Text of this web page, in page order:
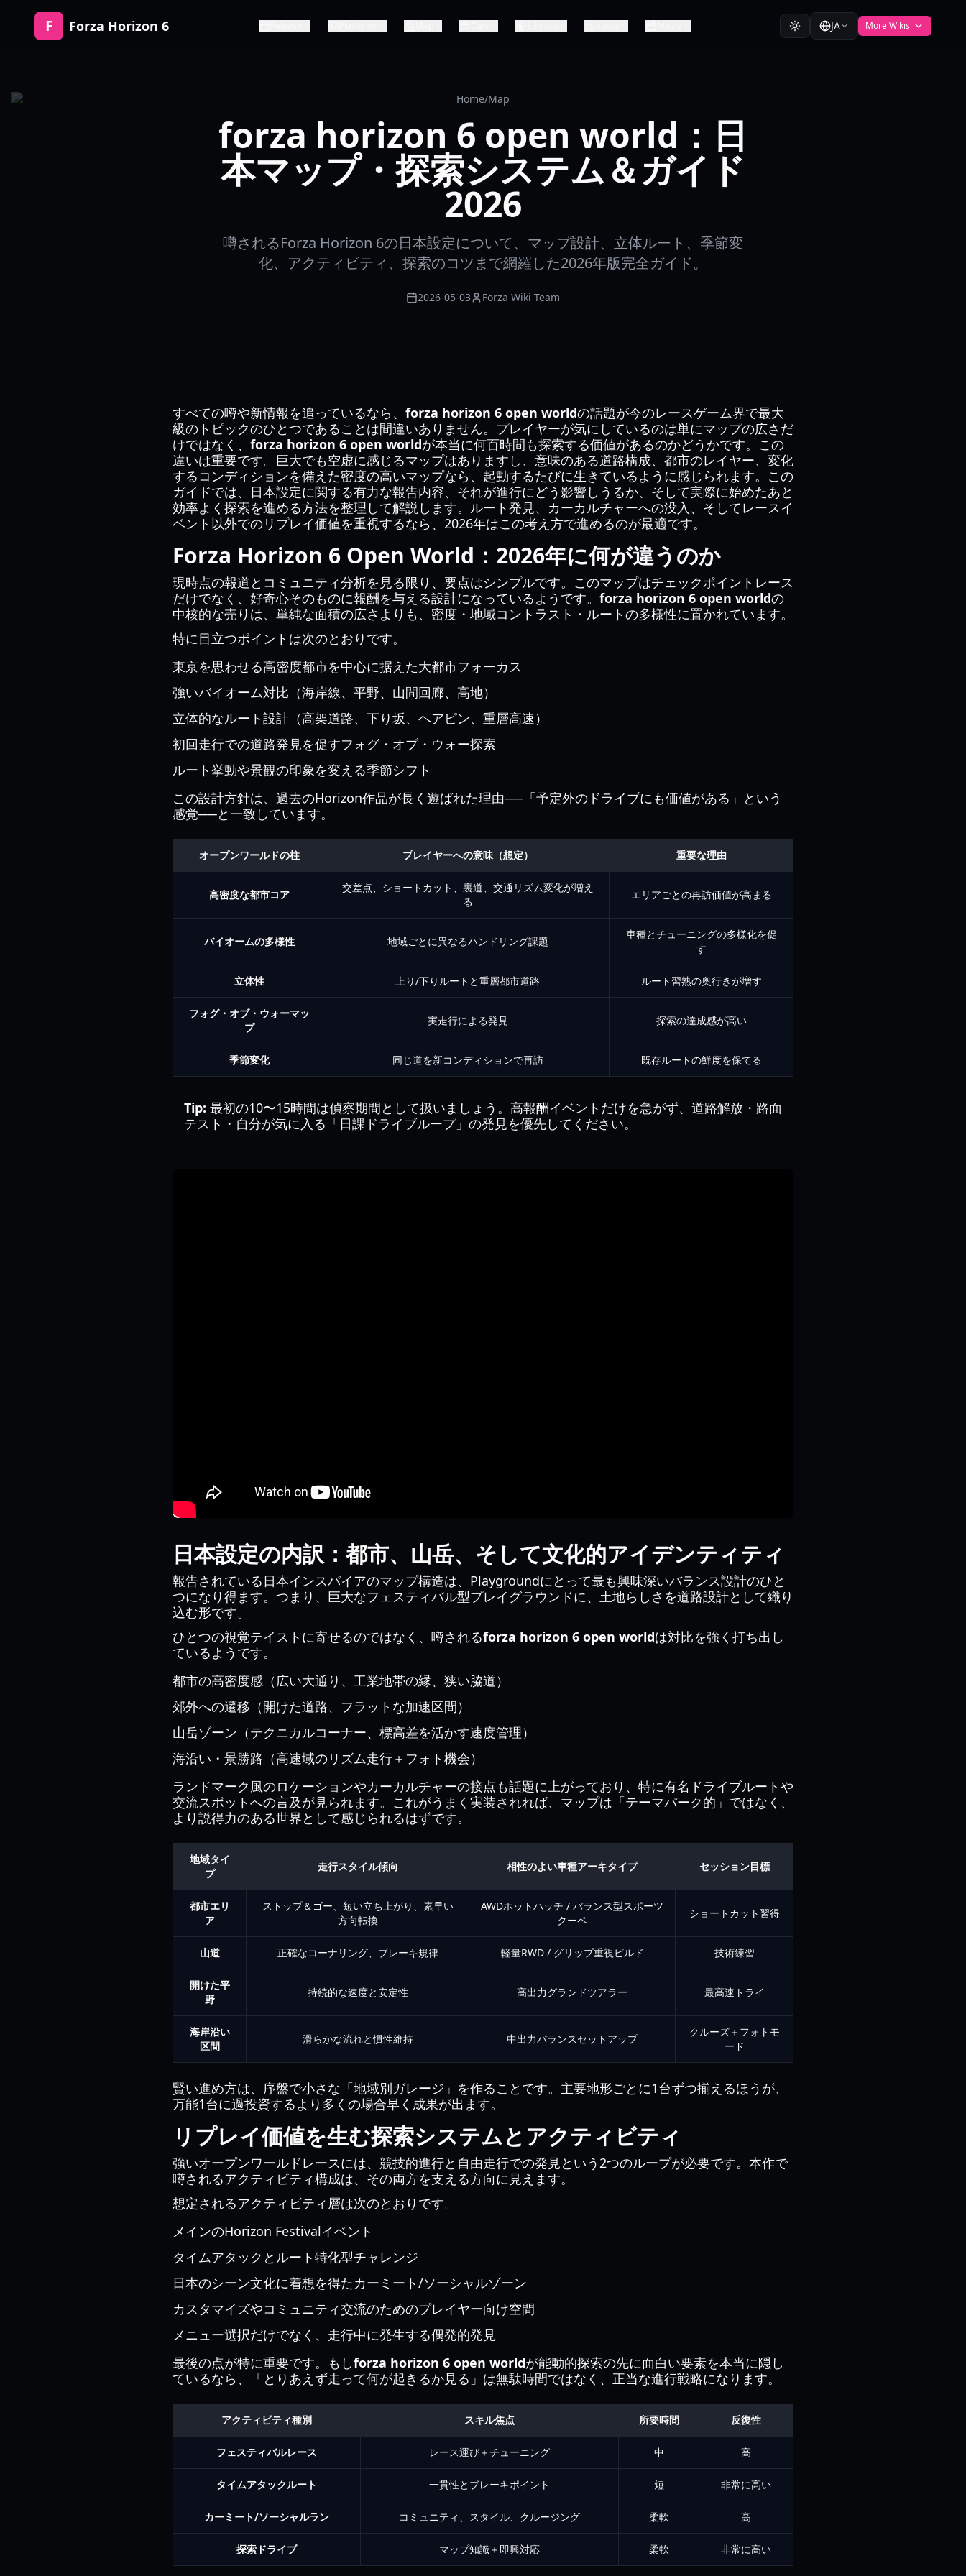
F Forza Horizon 6 JA More Wikis
Home/Map
forza horizon 6 open world：日
本マップ・探索システム＆ガイド
2026
噂されるForza Horizon 6の日本設定について、マップ設計、立体ルート、季節変
化、アクティビティ、探索のコツまで網羅した2026年版完全ガイド。
2026-05-03 Forza Wiki Team
すべての噂や新情報を追っているなら、 forza horizon 6 open worldの話題が今のレースゲーム界で最大
級のトピックのひとつであることは間違いありません。プレイヤーが気にしているのは単にマップの広さだ
けではなく、 forza horizon 6 open worldが本当に何百時間も探索する価値があるのかどうかです。この
違いは重要です。巨大でも空虚に感じるマップはありますし、意味のある道路構成、都市のレイヤー、変化
するコンディションを備えた密度の高いマップなら、起動するたびに生きているように感じられます。この
ガイドでは、日本設定に関する有力な報告内容、それが進行にどう影響しうるか、そして実際に始めたあと
効率よく探索を進める方法を整理して解説します。ルート発見、カーカルチャーへの没入、そしてレースイ
ベント以外でのリプレイ価値を重視するなら、2026年はこの考え方で進めるのが最適です。
Forza Horizon 6 Open World：2026年に何が違うのか
現時点の報道とコミュニティ分析を見る限り、要点はシンプルです。このマップはチェックポイントレース
だけでなく、好奇心そのものに報酬を与える設計になっているようです。 forza horizon 6 open worldの
中核的な売りは、単純な面積の広さよりも、密度・地域コントラスト・ルートの多様性に置かれています。
特に目立つポイントは次のとおりです。
東京を思わせる高密度都市を中心に据えた大都市フォーカス
強いバイオーム対比（海岸線、平野、山間回廊、高地）
立体的なルート設計（高架道路、下り坂、ヘアピン、重層高速）
初回走行での道路発見を促すフォグ・オブ・ウォー探索
ルート挙動や景観の印象を変える季節シフト
この設計方針は、過去のHorizon作品が長く遊ばれた理由──「予定外のドライブにも価値がある」という
感覚──と一致しています。
オープンワールドの柱 プレイヤーへの意味（想定） 重要な理由
高密度な都市コア
交差点、ショートカット、裏道、交通リズム変化が増え
る
エリアごとの再訪価値が高まる
バイオームの多様性 地域ごとに異なるハンドリング課題
車種とチューニングの多様化を促
す
立体性 上り/下りルートと重層都市道路 ルート習熟の奥行きが増す
フォグ・オブ・ウォーマッ
プ
実走行による発見 探索の達成感が高い
季節変化 同じ道を新コンディションで再訪 既存ルートの鮮度を保てる
Tip: 最初の10〜15時間は偵察期間として扱いましょう。高報酬イベントだけを急がず、道路解放・路面
テスト・自分が気に入る「日課ドライブループ」の発見を優先してください。
日本設定の内訳：都市、山岳、そして文化的アイデンティティ
報告されている日本インスパイアのマップ構造は、Playgroundにとって最も興味深いバランス設計のひと
つになり得ます。つまり、巨大なフェスティバル型プレイグラウンドに、土地らしさを道路設計として織り
込む形です。
ひとつの視覚テイストに寄せるのではなく、噂されるforza horizon 6 open worldは対比を強く打ち出し
ているようです。
都市の高密度感（広い大通り、工業地帯の縁、狭い脇道）
郊外への遷移（開けた道路、フラットな加速区間）
山岳ゾーン（テクニカルコーナー、標高差を活かす速度管理）
海沿い・景勝路（高速域のリズム走行＋フォト機会）
ランドマーク風のロケーションやカーカルチャーの接点も話題に上がっており、特に有名ドライブルートや
交流スポットへの言及が見られます。これがうまく実装されれば、マップは「テーマパーク的」ではなく、
より説得力のある世界として感じられるはずです。
地域タイ
プ
走行スタイル傾向 相性のよい車種アーキタイプ セッション目標
都市エリ
ア
ストップ＆ゴー、短い立ち上がり、素早い
方向転換
AWDホットハッチ / バランス型スポーツ
クーペ
ショートカット習得
山道 正確なコーナリング、ブレーキ規律 軽量RWD / グリップ重視ビルド 技術練習
開けた平
野
持続的な速度と安定性 高出力グランドツアラー 最高速トライ
海岸沿い
区間
滑らかな流れと慣性維持 中出力バランスセットアップ
クルーズ＋フォトモ
ード
賢い進め方は、序盤で小さな「地域別ガレージ」を作ることです。主要地形ごとに1台ずつ揃えるほうが、
万能1台に過投資するより多くの場合早く成果が出ます。
リプレイ価値を生む探索システムとアクティビティ
強いオープンワールドレースには、競技的進行と自由走行での発見という2つのループが必要です。本作で
噂されるアクティビティ構成は、その両方を支える方向に見えます。
想定されるアクティビティ層は次のとおりです。
メインのHorizon Festivalイベント
タイムアタックとルート特化型チャレンジ
日本のシーン文化に着想を得たカーミート/ソーシャルゾーン
カスタマイズやコミュニティ交流のためのプレイヤー向け空間
メニュー選択だけでなく、走行中に発生する偶発的発見
最後の点が特に重要です。もしforza horizon 6 open worldが能動的探索の先に面白い要素を本当に隠し
ているなら、「とりあえず走って何が起きるか見る」は無駄時間ではなく、正当な進行戦略になります。
アクティビティ種別 スキル焦点 所要時間 反復性
フェスティバルレース レース運び＋チューニング 中 高
タイムアタックルート 一貫性とブレーキポイント 短 非常に高い
カーミート/ソーシャルラン コミュニティ、スタイル、クルージング 柔軟 高
探索ドライブ マップ知識＋即興対応 柔軟 非常に高い